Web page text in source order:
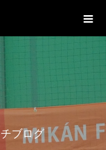
チブログ